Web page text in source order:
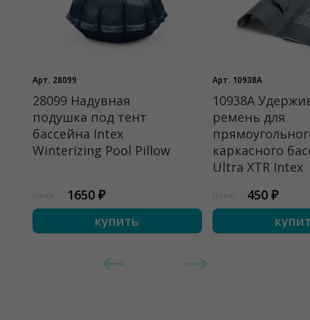
Арт. 28099
28099 Надувная
подушка под тент
бассейна Intex
Winterizing Pool Pillow
1650 ₽
купить
Арт. 10938A
10938A
ремень для
каркасного
Ultra XTR Intex
450 ₽